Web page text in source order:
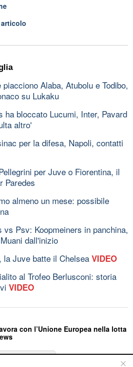
Alaba, Atubolu e Todibo,
su Lukaku
ha bloccato Lucumi, Inter, Pavard
altro'
per la difesa, Napoli, contatti
per Juve o Fiorentina, il
Paredes
almeno un mese: possibile
vs Psv: Koopmeiners in panchina,
dall'inizio
la Juve batte il Chelsea VIDEO
al Trofeo Berlusconi: storia
VIDEO
con l’Unione Europea nella lotta